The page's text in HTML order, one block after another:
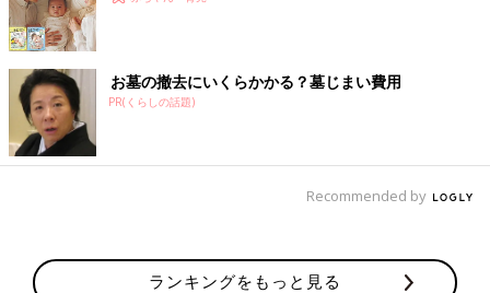
お墓の撤去にいくらかかる？墓じまい費用
PR(くらしの話題)
Recommended by
ランキングをもっと見る